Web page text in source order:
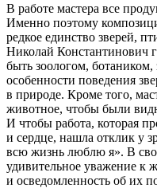
В работе мастера все
Именно поэтому
редкое единство зверей,
Николай Константинович
быть зоологом,
особенности поведения
в природе. Кроме того,
животное, чтобы были
И чтобы работа, которая
и сердце, нашла отклик у
всю жизнь люблю я». В
удивительное уважение к
и осведомленность об их